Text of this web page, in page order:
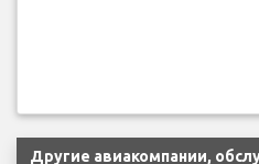
Другие авиакомпании,